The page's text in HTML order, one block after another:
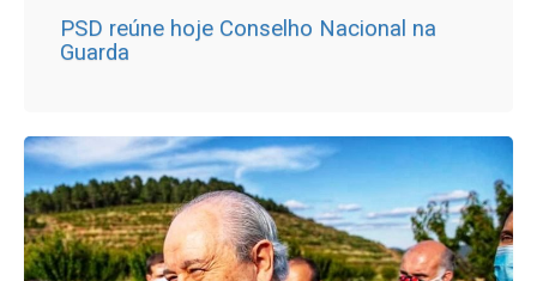
PSD reúne hoje Conselho Nacional na
Guarda